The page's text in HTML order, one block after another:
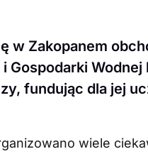
w Zakopanem
Wodnej
fundując dla jej
wiele